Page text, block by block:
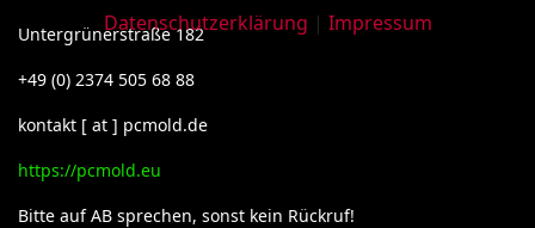
Untergrünerstraße 182
+49 (0) 2374 505 68 88
kontakt [ at ] pcmold.de
https://pcmold.eu
Bitte auf AB sprechen, sonst kein Rückruf!
Datenschutzerklärung | Impressum